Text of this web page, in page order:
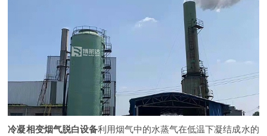
冷凝相变烟气脱白设备利用烟气中的水蒸气在低温下凝结成水的